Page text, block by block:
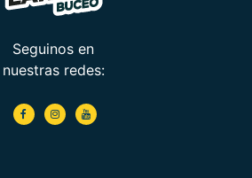
Seguinos en
nuestras redes: